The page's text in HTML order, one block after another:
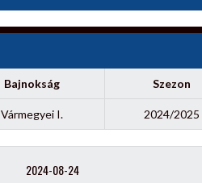
Bajnokság Szezon
Vármegyei I. 2024/2025
2024-08-24